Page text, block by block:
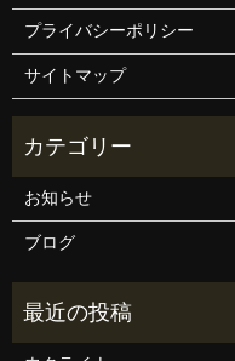
プライバシーポリシー
サイトマップ
お知らせ
ブログ